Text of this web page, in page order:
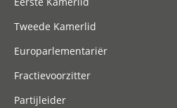
Tweede Kamerlid
Europarlementariër
Fractievoorzitter
Partijleider